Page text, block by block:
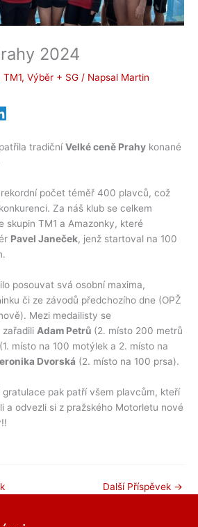
2024
TM1, Výběr + SG / Napsal Martin
tradičníVelké ceně Prahy konané
počet téměř 400 plavců, což
Za náš klub se celkem
skupin TM1 a Amazonky, které
Pavel Janeček, jenž startoval na 100
posouvat svá osobní maxima,
či ze závodů předchozího dne (OPŽ
Mezi medailisty se
Adam Petrů (2. místo 200 metrů
(1. místo na 100 motýlek a 2. místo na
Dvorská (2. místo na 100 prsa).
gratulace pak patří všem plavcům, kteří
a odvezli si z pražského Motorletu nové
Další Příspěvek →